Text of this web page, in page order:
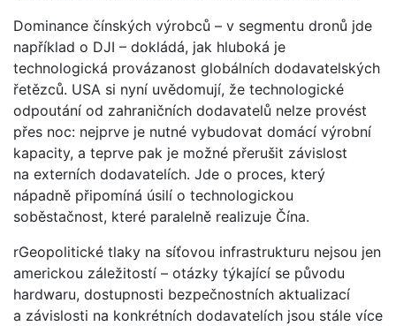
Dominance čínských výrobců – v segmentu dronů jde
například o DJI – dokládá, jak hluboká je
technologická provázanost globálních dodavatelských
řetězců. USA si nyní uvědomují, že technologické
odpoutání od zahraničních dodavatelů nelze provést
přes noc: nejprve je nutné vybudovat domácí výrobní
kapacity, a teprve pak je možné přerušit závislost
na externích dodavatelích. Jde o proces, který
nápadně připomíná úsilí o technologickou
soběstačnost, které paralelně realizuje Čína.
rGeopolitické tlaky na síťovou infrastrukturu nejsou jen
americkou záležitostí – otázky týkající se původu
hardwaru, dostupnosti bezpečnostních aktualizací
a závislosti na konkrétních dodavatelích jsou stále více